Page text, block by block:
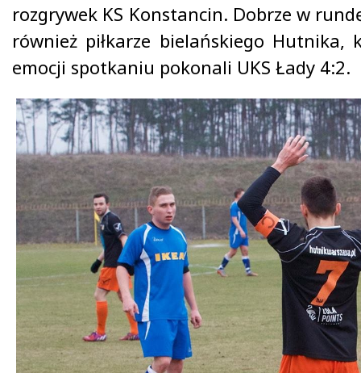
rozgrywek KS Konstancin. Dobrze w
również piłkarze bielańskiego Hutnika,
emocji spotkaniu pokonali UKS Łady 4:2.